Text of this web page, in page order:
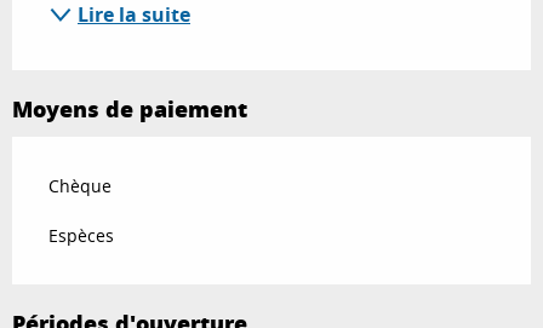
Lire la suite
Moyens de paiement
Chèque
Espèces